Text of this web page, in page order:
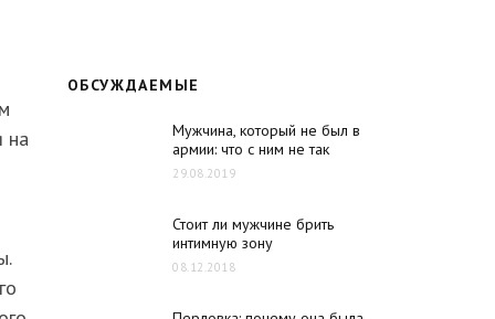
на
ОБСУЖДАЕМЫЕ
Мужчина, который не был в
армии: что с ним не так
29.08.2019
Стоит ли мужчине брить
интимную зону
08.12.2018